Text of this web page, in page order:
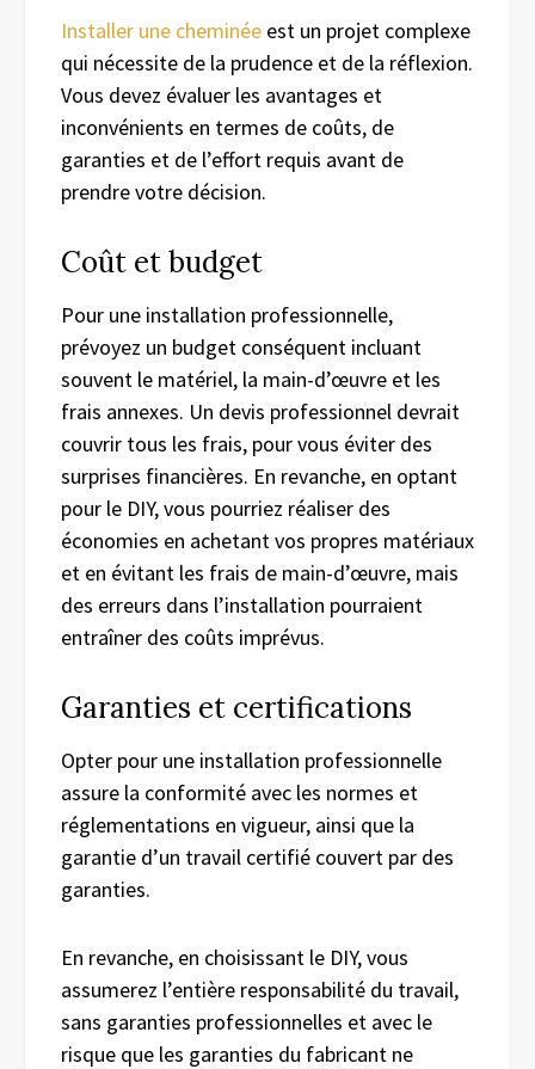
Installer une cheminée est un projet complexe
qui nécessite de la prudence et de la réflexion.
Vous devez évaluer les avantages et
inconvénients en termes de coûts, de
garanties et de l’effort requis avant de
prendre votre décision.
Coût et budget
Pour une installation professionnelle,
prévoyez un budget conséquent incluant
souvent le matériel, la main-d’œuvre et les
frais annexes. Un devis professionnel devrait
couvrir tous les frais, pour vous éviter des
surprises financières. En revanche, en optant
pour le DIY, vous pourriez réaliser des
économies en achetant vos propres matériaux
et en évitant les frais de main-d’œuvre, mais
des erreurs dans l’installation pourraient
entraîner des coûts imprévus.
Garanties et certifications
Opter pour une installation professionnelle
assure la conformité avec les normes et
réglementations en vigueur, ainsi que la
garantie d’un travail certifié couvert par des
garanties.
En revanche, en choisissant le DIY, vous
assumerez l’entière responsabilité du travail,
sans garanties professionnelles et avec le
risque que les garanties du fabricant ne